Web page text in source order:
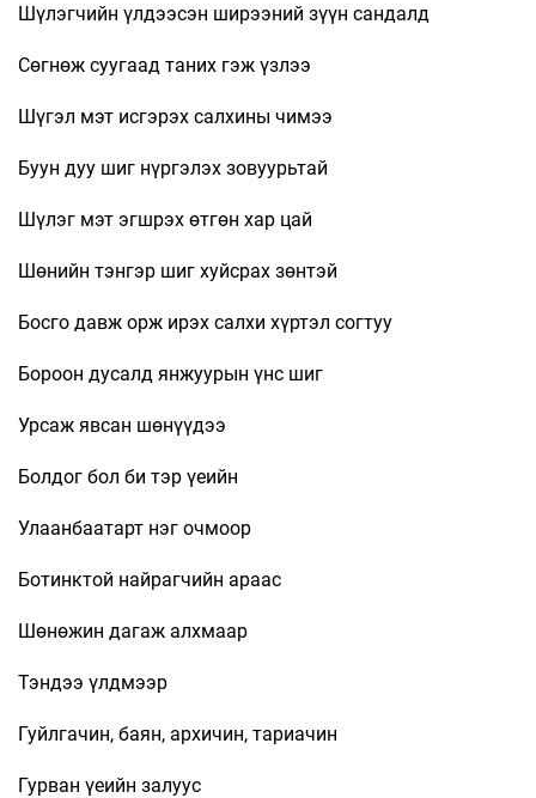
Шүлэгчийн үлдээсэн ширээний зүүн сандалд
Сөгнөж суугаад таних гэж үзлээ
Шүгэл мэт исгэрэх салхины чимээ
Буун дуу шиг нүргэлэх зовуурьтай
Шүлэг мэт эгшрэх өтгөн хар цай
Шөнийн тэнгэр шиг хуйсрах зөнтэй
Босго давж орж ирэх салхи хүртэл согтуу
Бороон дусалд янжуурын үнс шиг
Урсаж явсан шөнүүдээ
Болдог бол би тэр үеийн
Улаанбаатарт нэг очмоор
Ботинктой найрагчийн араас
Шөнөжин дагаж алхмаар
Тэндээ үлдмээр
Гуйлгачин, баян, архичин, тариачин
Гурван үеийн залуус